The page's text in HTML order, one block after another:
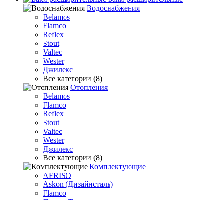
Водоснабжения
Belamos
Flamco
Reflex
Stout
Valtec
Wester
Джилекс
Все категории (8)
Отопления
Belamos
Flamco
Reflex
Stout
Valtec
Wester
Джилекс
Все категории (8)
Комплектующие
AFRISO
Askon (Дизайнсталь)
Flamco